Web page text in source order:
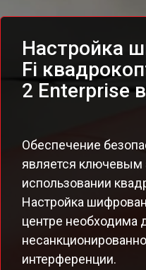
Настройка
Fi
2 Enterprise
Обеспечение
является ключевым
использовании
Настройка
центре необходима
интерференции.